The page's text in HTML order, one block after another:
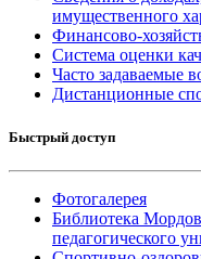
имущественного
Финансово-
Система оценки
Часто задаваемые
Дистанционные
Быстрый доступ
Фотогалерея
Библиотека
педагогического